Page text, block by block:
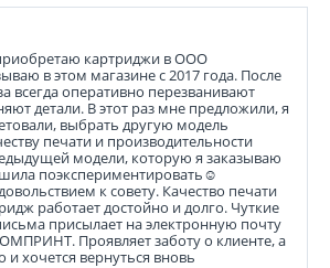
картриджи в ООО
в этом магазине с 2017 года. После
всегда оперативно перезванивают
детали. В этот раз мне предложили, я
выбрать другую модель
печати и производительности
модели, которую я заказываю
поэкспериментировать☺️
к совету. Качество печати
работает достойно и долго. Чуткие
присылает на электронную почту
Проявляет заботу о клиенте, а
и хочется вернуться вновь